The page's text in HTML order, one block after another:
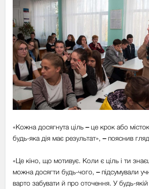
«Кожна досягнута ціль –це крок або місток
будь-яка дія має результат», –пояснив
«Це кіно, що мотивує. Коли є ціль і ти
можна досягти будь-чого, –підсумували
варто забувати й про оточення. У будь-якій